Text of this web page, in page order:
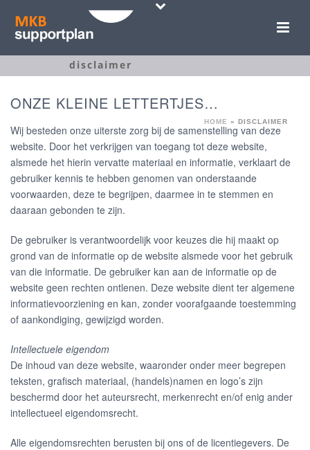
disclaimer
HOME » DISCLAIMER
ONZE KLEINE LETTERTJES…
Wij besteden onze uiterste zorg bij de samenstelling van deze
website. Door het verkrijgen van toegang tot deze website,
alsmede het hierin vervatte materiaal en informatie, verklaart de
gebruiker kennis te hebben genomen van onderstaande
voorwaarden, deze te begrijpen, daarmee in te stemmen en
daaraan gebonden te zijn.
De gebruiker is verantwoordelijk voor keuzes die hij maakt op
grond van de informatie op de website alsmede voor het gebruik
van die informatie. De gebruiker kan aan de informatie op de
website geen rechten ontlenen. Deze website dient ter algemene
informatievoorziening en kan, zonder voorafgaande toestemming
of aankondiging, gewijzigd worden.
Intellectuele eigendom
De inhoud van deze website, waaronder onder meer begrepen
teksten, grafisch materiaal, (handels)namen en logo’s zijn
beschermd door het auteursrecht, merkenrecht en/of enig ander
intellectueel eigendomsrecht.
Alle eigendomsrechten berusten bij ons of de licentiegevers. De